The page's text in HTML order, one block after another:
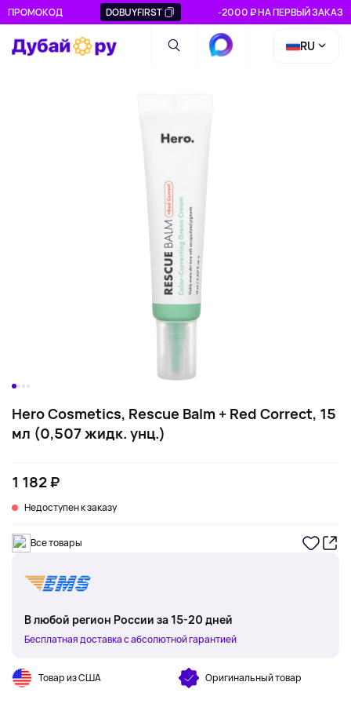
ПРОМОКОД DOBUYFIRST -2000 ₽ НА ПЕРВЫЙ ЗАКАЗ
RU
Hero Cosmetics, Rescue Balm + Red Correct, 15
мл (0,507 жидк. унц.)
1 182 ₽
Недоступен к заказу
Все товары
В любой регион России за 15-20 дней
Бесплатная доставка с абсолютной гарантией
Товар из США Оригинальный товар